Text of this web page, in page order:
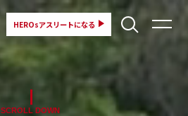
HEROsアスリートになる
SCROLL DOWN